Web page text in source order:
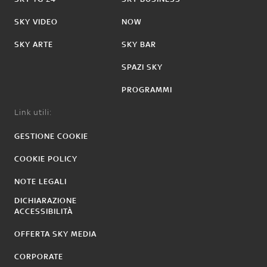
SKY VIDEO
SKY ARTE
NOW
SKY BAR
SPAZI SKY
PROGRAMMI
Link utili:
GESTIONE COOKIE
COOKIE POLICY
NOTE LEGALI
DICHIARAZIONE
ACCESSIBILITÀ
OFFERTA SKY MEDIA
CORPORATE